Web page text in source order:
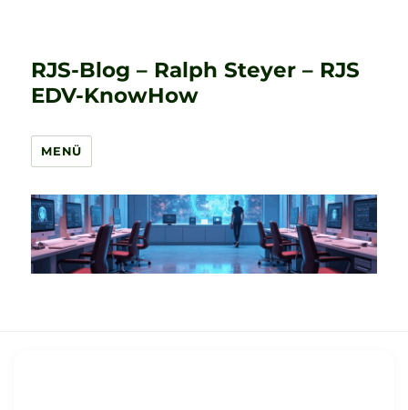
RJS-Blog – Ralph Steyer – RJS
EDV-KnowHow
MENÜ